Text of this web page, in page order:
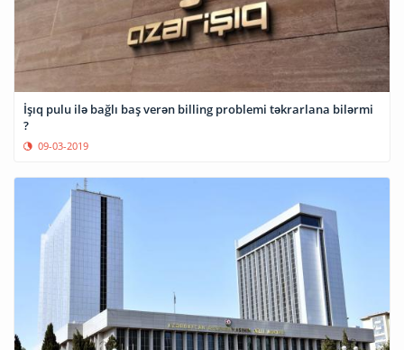
İşıq pulu ilə bağlı baş verən billing problemi təkrarlana bilərmi
?
09-03-2019